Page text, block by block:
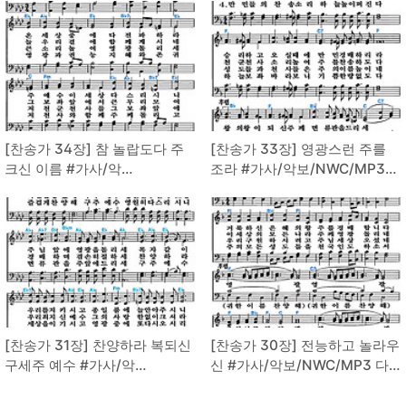
[찬송가 34장] 참 놀랍도다 주
크신 이름 #가사/악
[찬송가 33장] 영광스런 주를
조라 #가사/악보/NWC/MP3
[찬송가 31장] 찬양하라 복되신
구세주 예수 #가사/악
[찬송가 30장] 전능하고 놀라우
신 #가사/악보/NWC/MP3 다